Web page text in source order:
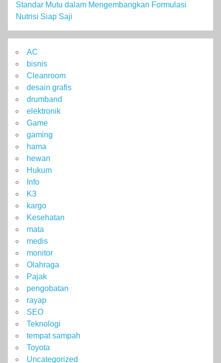
Standar Mutu dalam Mengembangkan Formulasi
Nutrisi Siap Saji
AC
bisnis
Cleanroom
desain grafis
drumband
elektronik
Game
gaming
hama
hewan
Hukum
Info
K3
kargo
Kesehatan
mata
medis
monitor
Olahraga
Pajak
pengobatan
rayap
SEO
Teknologi
tempat sampah
Toyota
Uncategorized